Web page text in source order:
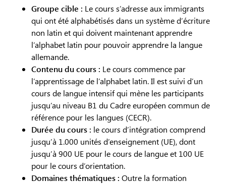
Groupe cible : Le cours s’adresse aux immigrants
qui ont été alphabétisés dans un système d’écriture
non latin et qui doivent maintenant apprendre
l’alphabet latin pour pouvoir apprendre la langue
allemande.
Contenu du cours : Le cours commence par
l’apprentissage de l’alphabet latin. Il est suivi d’un
cours de langue intensif qui mène les participants
jusqu’au niveau B1 du Cadre européen commun de
référence pour les langues (CECR).
Durée du cours : le cours d’intégration comprend
jusqu’à 1.000 unités d’enseignement (UE), dont
jusqu’à 900 UE pour le cours de langue et 100 UE
pour le cours d’orientation.
Domaines thématiques : Outre la formation